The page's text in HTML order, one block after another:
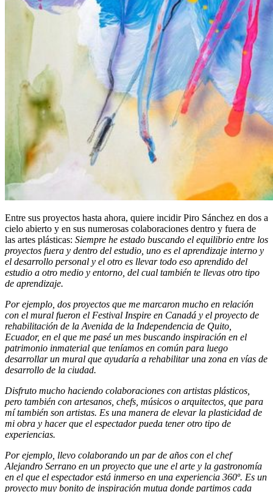
Entre sus proyectos hasta ahora, quiere incidir Piro Sánchez en dos a
cielo abierto y en sus numerosas colaboraciones dentro y fuera de
las artes plásticas: Siempre he estado buscando el equilibrio entre los
proyectos fuera y dentro del estudio, uno es el aprendizaje interno y
el desarrollo personal y el otro es llevar todo eso aprendido del
estudio a otro medio y entorno, del cual también te llevas otro tipo
de aprendizaje.
Por ejemplo, dos proyectos que me marcaron mucho en relación
con el mural fueron el Festival Inspire en Canadá y el proyecto de
rehabilitación de la Avenida de la Independencia de Quito,
Ecuador, en el que me pasé un mes buscando inspiración en el
patrimonio inmaterial que teníamos en común para luego
desarrollar un mural que ayudaría a rehabilitar una zona en vías de
desarrollo de la ciudad.
Disfruto mucho haciendo colaboraciones con artistas plásticos,
pero también con artesanos, chefs, músicos o arquitectos, que para
mí también son artistas. Es una manera de elevar la plasticidad de
mi obra y hacer que el espectador pueda tener otro tipo de
experiencias.
Por ejemplo, llevo colaborando un par de años con el chef
Alejandro Serrano en un proyecto que une el arte y la gastronomía
en el que el espectador está inmerso en una experiencia 360º. Es un
proyecto muy bonito de inspiración mutua donde partimos cada